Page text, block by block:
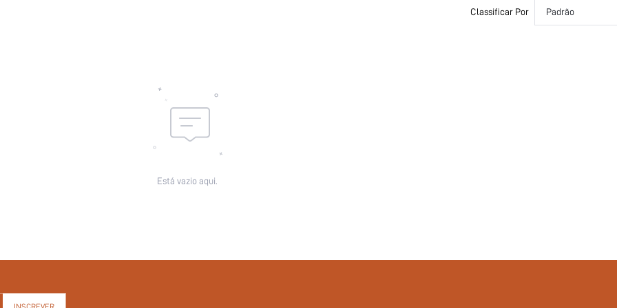
Classificar Por Padrão
Está vazio aqui.